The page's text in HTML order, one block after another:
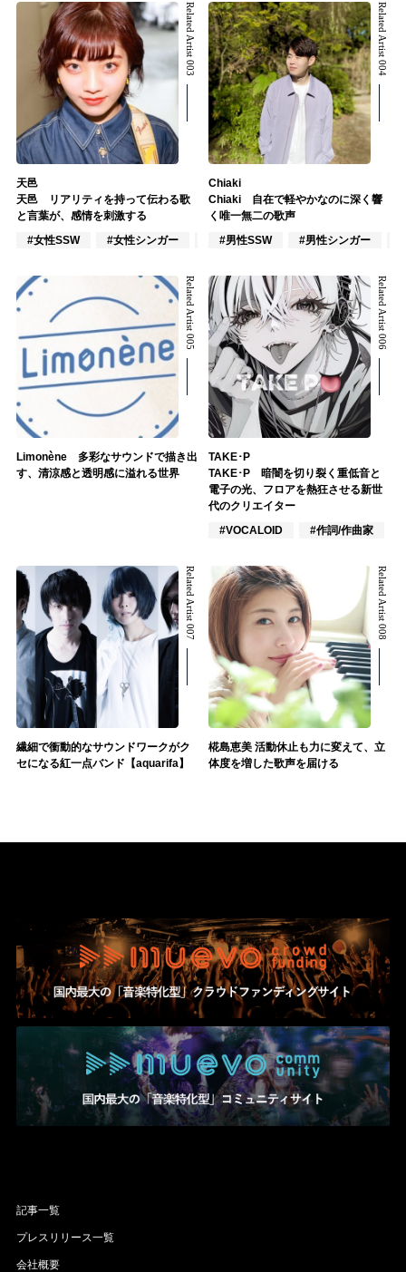
Related Artist 003
天邑
天邑 リアリティを持って伝わる歌
と言葉が、感情を刺激する
#女性SSW
#女性シンガー #インディーズ
Related Artist 004
Chiaki
Chiaki 自在で軽やかなのに深く響
く唯一無二の歌声
#男性SSW
#男性シンガー
Related Artist 005
Limonène 多彩なサウンドで描き出
す、清涼感と透明感に溢れる世界
Related Artist 006
TAKE･P
TAKE･P 暗闇を切り裂く重低音と
電子の光、フロアを熱狂させる新世
代のクリエイター
#VOCALOID
#作詞/作曲家
Related Artist 007
繊細で衝動的なサウンドワークがク
セになる紅一点バンド【aquarifa】
Related Artist 008
椛島恵美 活動休止も力に変えて、立
体度を増した歌声を届ける
記事一覧
プレスリリース一覧
会社概要